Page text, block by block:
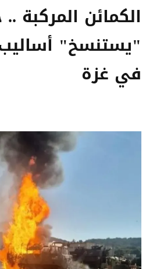
الكمائن المركبة
"يستنسخ"
في غزة